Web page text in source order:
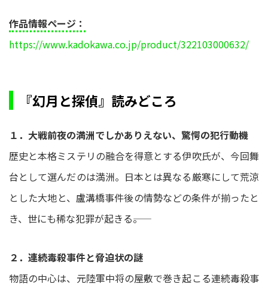
作品情報ページ：
https://www.kadokawa.co.jp/product/322103000632/
『幻月と探偵』読みどころ
１．大戦前夜の満洲でしかありえない、驚愕の犯行動機
歴史と本格ミステリの融合を得意とする伊吹氏が、今回舞
台として選んだのは満洲。日本とは異なる厳寒にして荒涼
とした大地と、盧溝橋事件後の情勢などの条件が揃ったと
き、世にも稀な犯罪が起きる――。
２．連続毒殺事件と脅迫状の謎
物語の中心は、元陸軍中将の屋敷で巻き起こる連続毒殺事